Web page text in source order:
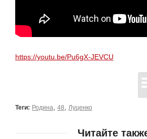
https://youtu.be/Pu6gX-JEVCU
Теги: Родина 48 Луценко
Читайте